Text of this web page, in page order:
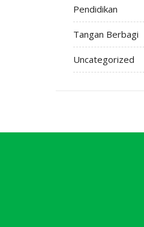
Pendidikan
Tangan Berbagi
Uncategorized